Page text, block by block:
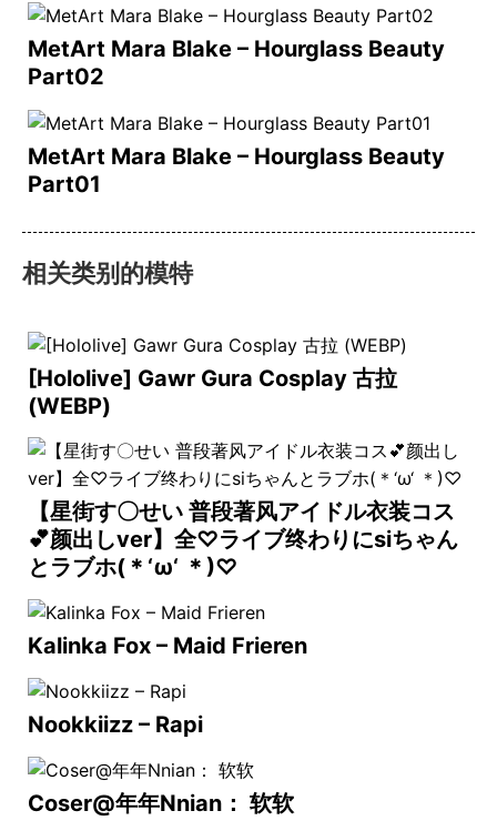
MetArt Mara Blake – Hourglass Beauty
Part02
MetArt Mara Blake – Hourglass Beauty
Part01
相关类别的模特
[Hololive] Gawr Gura Cosplay 古拉
(WEBP)
【星街す〇せい 普段著风アイドル衣装コス
💕颜出しver】全♡ライブ终わりにsiちゃん
とラブホ(＊‘ω‘ ＊)♡
Kalinka Fox – Maid Frieren
Nookkiizz – Rapi
Coser@年年Nnian： 软软